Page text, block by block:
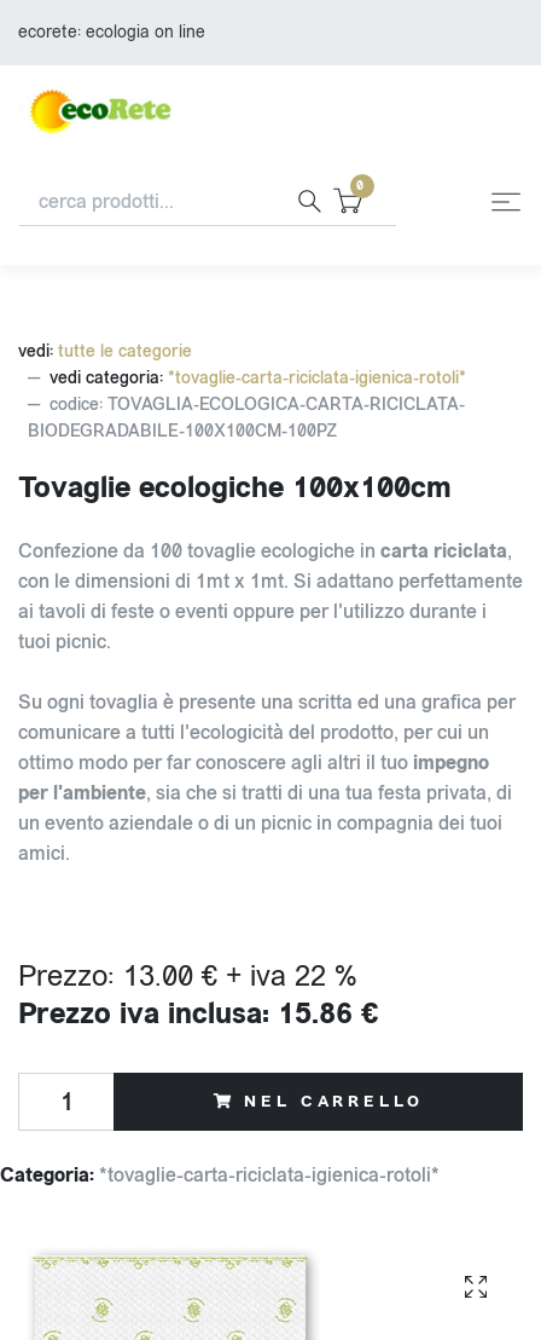
ecorete: ecologia on line
0
vedi: tutte le categorie
vedi categoria: *tovaglie-carta-riciclata-igienica-rotoli*
codice: TOVAGLIA-ECOLOGICA-CARTA-RICICLATA-
BIODEGRADABILE-100X100CM-100PZ
Tovaglie ecologiche 100x100cm
Confezione da 100 tovaglie ecologiche in carta riciclata,
con le dimensioni di 1mt x 1mt. Si adattano perfettamente
ai tavoli di feste o eventi oppure per l'utilizzo durante i
tuoi picnic.
Su ogni tovaglia è presente una scritta ed una grafica per
comunicare a tutti l'ecologicità del prodotto, per cui un
ottimo modo per far conoscere agli altri il tuo impegno
per l'ambiente, sia che si tratti di una tua festa privata, di
un evento aziendale o di un picnic in compagnia dei tuoi
amici.
Prezzo: 13.00 € + iva 22 %
Prezzo iva inclusa: 15.86 €
NEL CARRELLO
Categoria: *tovaglie-carta-riciclata-igienica-rotoli*